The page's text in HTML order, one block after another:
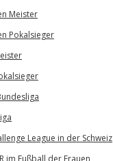
Meister
Pokalsieger
League in der Schweiz
im Fußball der Frauen